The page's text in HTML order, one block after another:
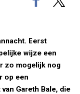
Eerst
wijze een
zo mogelijk nog
op een
Gareth Bale, die